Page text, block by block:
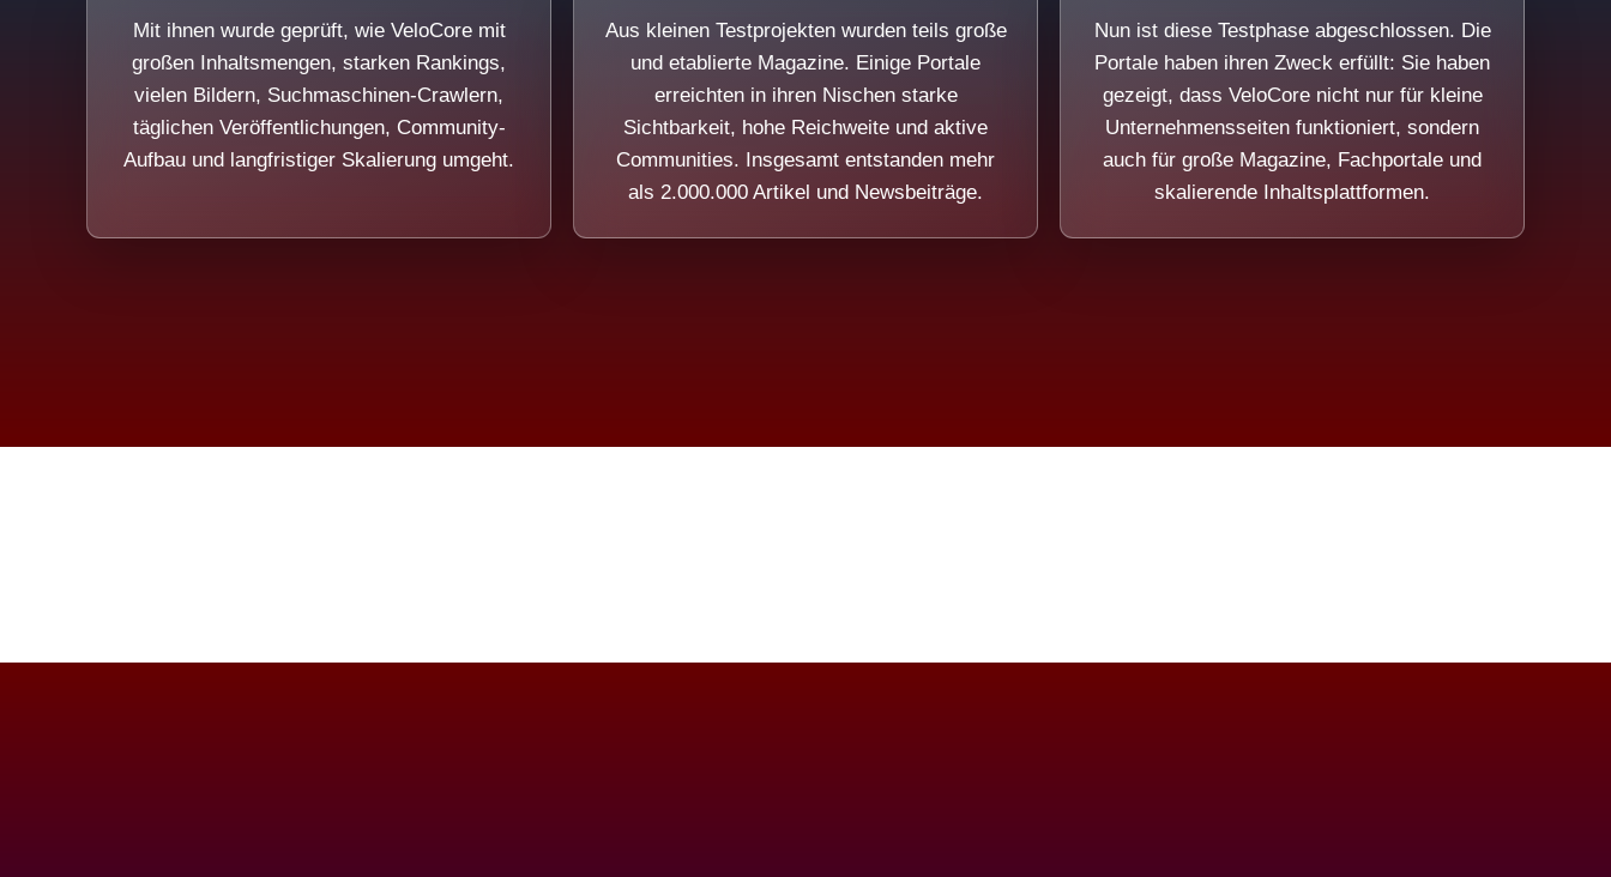
Mit ihnen wurde geprüft, wie VeloCore mit
großen Inhaltsmengen, starken Rankings,
vielen Bildern, Suchmaschinen-Crawlern,
täglichen Veröffentlichungen, Community-
Aufbau und langfristiger Skalierung umgeht.
Aus kleinen Testprojekten wurden teils große
und etablierte Magazine. Einige Portale
erreichten in ihren Nischen starke
Sichtbarkeit, hohe Reichweite und aktive
Communities. Insgesamt entstanden mehr
als 2.000.000 Artikel und Newsbeiträge.
Nun ist diese Testphase abgeschlossen. Die
Portale haben ihren Zweck erfüllt: Sie haben
gezeigt, dass VeloCore nicht nur für kleine
Unternehmensseiten funktioniert, sondern
auch für große Magazine, Fachportale und
skalierende Inhaltsplattformen.